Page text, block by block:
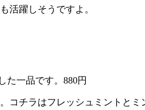
活躍しそうですよ。
た一品です。880円
コチラはフレッシュミントと